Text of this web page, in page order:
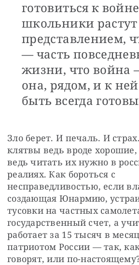
готовиться к
школьники растут
представлением,
— ​часть
жизни, что война
она, рядом, и к
быть всегда
Зло берет. И печаль. И
клятвы ведь вроде хорошие,
ведь читать их нужно в
реалиях. Как бороться с
несправедливостью, если
создающая Юнармию,
тусовки на частных
государственный счет, а
работает за 15 тысяч в
патриотом России — ​так,
говорят, или по-